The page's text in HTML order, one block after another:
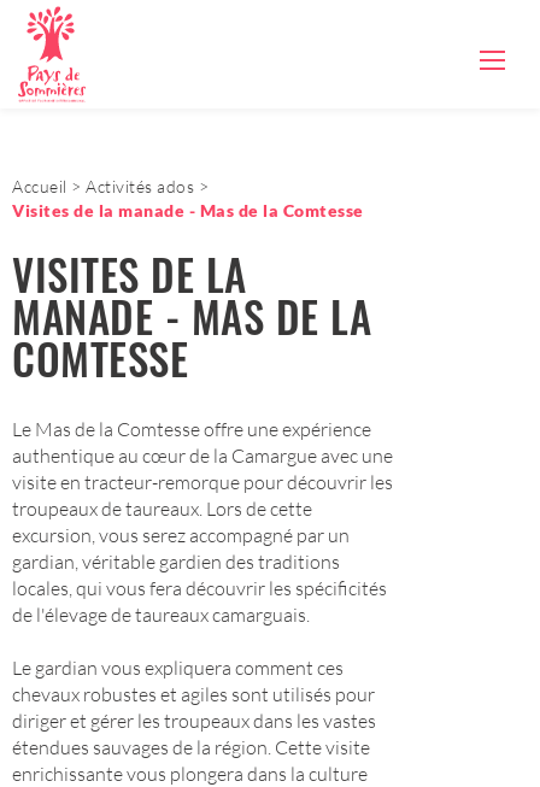
Accueil
Activités ados
Visites de la manade - Mas de la Comtesse
VISITES DE LA
MANADE - MAS DE LA
COMTESSE
Le Mas de la Comtesse offre une expérience
authentique au cœur de la Camargue avec une
visite en tracteur-remorque pour découvrir les
troupeaux de taureaux. Lors de cette
excursion, vous serez accompagné par un
gardian, véritable gardien des traditions
locales, qui vous fera découvrir les spécificités
de l'élevage de taureaux camarguais.
Le gardian vous expliquera comment ces
chevaux robustes et agiles sont utilisés pour
diriger et gérer les troupeaux dans les vastes
étendues sauvages de la région. Cette visite
enrichissante vous plongera dans la culture